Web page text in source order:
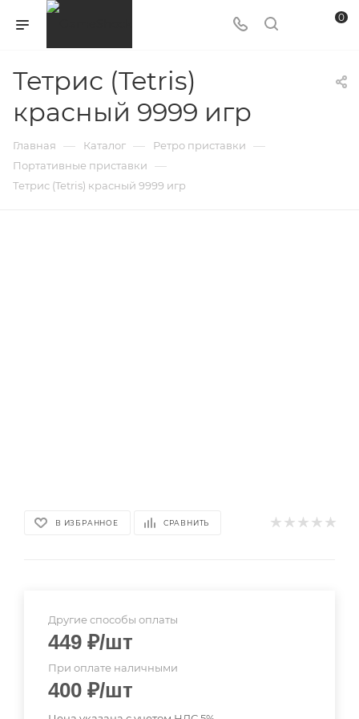
0
Тетрис (Tetris)
красный 9999 игр
Главная — Каталог — Ретро приставки —
Портативные приставки —
Тетрис (Tetris) красный 9999 игр
В ИЗБРАННОЕ СРАВНИТЬ
Другие способы оплаты
449 ₽/шт
При оплате наличными
400 ₽/шт